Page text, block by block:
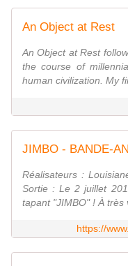
An Object at Rest
An Object at Rest
the course of
human civilization. My
JIMBO - BANDE-
Réalisateurs :
Sortie : Le 2 juillet
tapant "JIMBO" ! À très
https://